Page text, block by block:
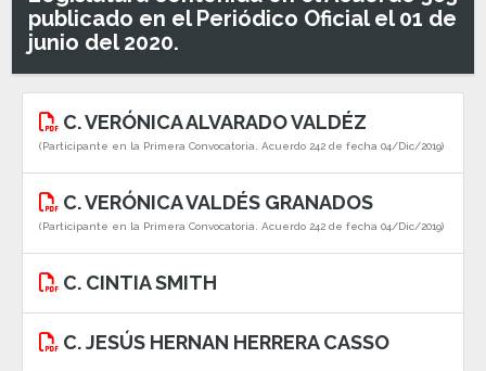
publicado en el Periódico Oficial el 01 de
junio del 2020.
C. VERÓNICA ALVARADO VALDÉZ
(Participante en la Primera Convocatoria. Acuerdo 242 de fecha 04/Dic/2019)
C. VERÓNICA VALDÉS GRANADOS
(Participante en la Primera Convocatoria. Acuerdo 242 de fecha 04/Dic/2019)
C. CINTIA SMITH
C. JESÚS HERNAN HERRERA CASSO